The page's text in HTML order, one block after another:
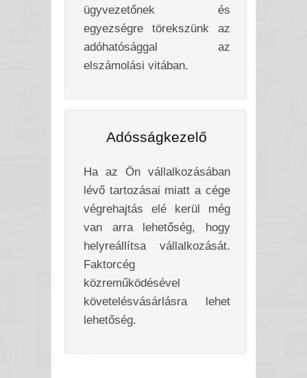
ügyvezetőnek és
egyezségre törekszünk az
adóhatósággal az
elszámolási vitában.
Adósságkezelő
Ha az Ön vállalkozásában
lévő tartozásai miatt a cége
végrehajtás elé kerül még
van arra lehetőség, hogy
helyreállítsa vállalkozását.
Faktorcég
közreműködésével
követelésvásárlásra lehet
lehetőség.